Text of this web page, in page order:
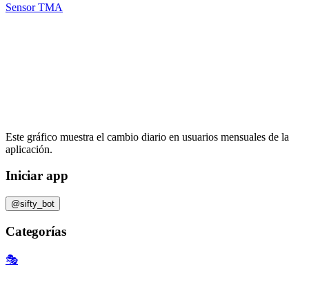
Sensor TMA
Este gráfico muestra el cambio diario en usuarios mensuales de la
aplicación.
Iniciar app
@sifty_bot
Categorías
🎭